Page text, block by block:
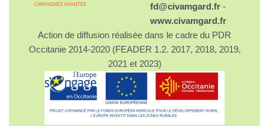
fd@civamgard.fr -
www.civamgard.fr
Action de diffusion réalisée dans le cadre du PDR
Occitanie 2014-2020 (FEADER 1.2. 2017, 2018, 2019,
2021 et 2023)